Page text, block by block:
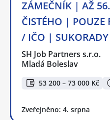
ZÁMEČNÍK | AŽ
ČISTÉHO |
/ IČO | SUKORADY
SH Job Partners s.r.o.
Mladá Boleslav
53 200 – 73 000 Kč
Zveřejněno: 4. srpna